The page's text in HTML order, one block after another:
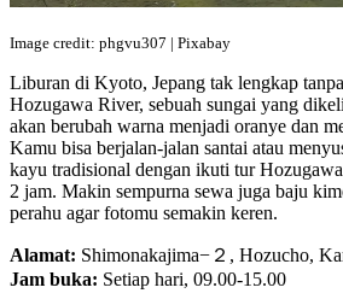
Image credit: phgvu307 | Pixabay
Liburan di Kyoto, Jepang tak lengkap
Hozugawa River, sebuah sungai yang
akan berubah warna menjadi oranye dan
Kamu bisa berjalan-jalan santai atau
kayu tradisional dengan ikuti tur
2 jam. Makin sempurna sewa juga baju
perahu agar fotomu semakin keren.
Alamat: Shimonakajima−２, Hozucho,
Jam buka: Setiap hari, 09.00-15.00